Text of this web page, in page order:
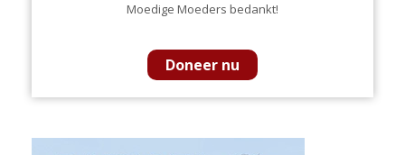
Moedige Moeders bedankt!
Doneer nu